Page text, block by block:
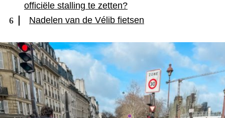
officiële stalling te zetten?
Nadelen van de Vélib fietsen